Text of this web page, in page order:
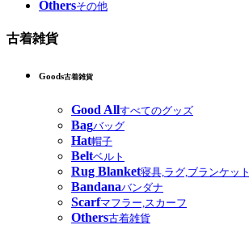
Othersその他
古着雑貨
Goods古着雑貨
Good Allすべてのグッズ
Bagバッグ
Hat帽子
Beltベルト
Rug Blanket寝具,ラグ,ブランケット
Bandanaバンダナ
Scarfマフラー,スカーフ
Others古着雑貨